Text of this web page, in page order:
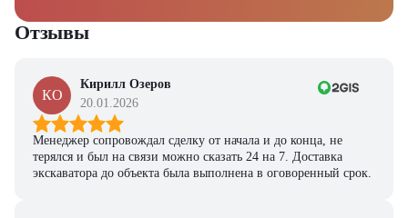
Отзывы
КО
Кирилл Озеров
20.01.2026
Менеджер сопровождал сделку от начала и до конца, не
терялся и был на связи можно сказать 24 на 7. Доставка
экскаватора до объекта была выполнена в оговоренный срок.